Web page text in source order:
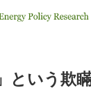
という欺